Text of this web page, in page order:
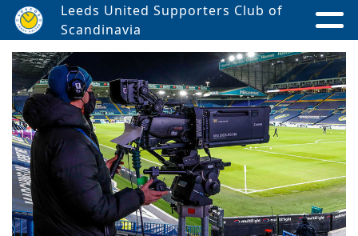
Leeds United Supporters Club of
Scandinavia